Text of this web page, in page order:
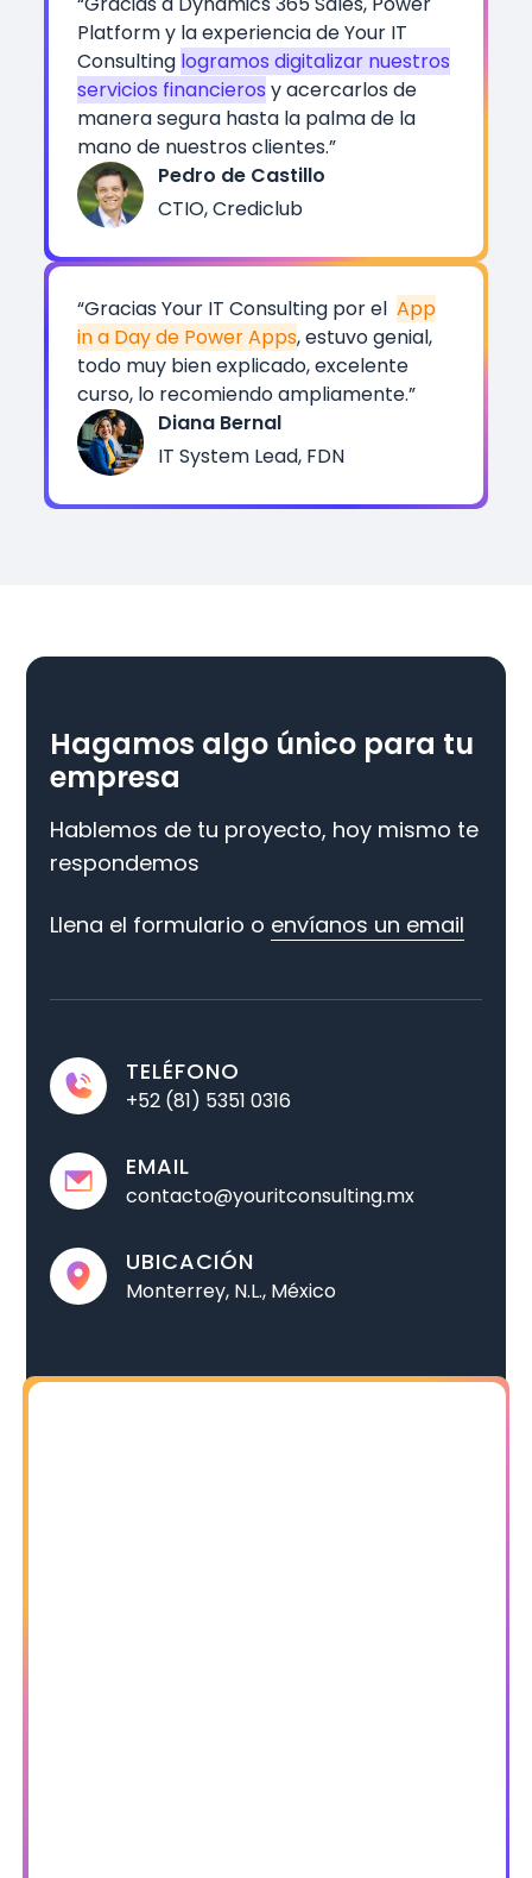
Platform y la experiencia de Your IT
Consulting logramos digitalizar nuestros
servicios financieros y acercarlos de
manera segura hasta la palma de la
mano de nuestros clientes.”
Pedro de Castillo
CTIO, Crediclub
“Gracias Your IT Consulting por el App
in a Day de Power Apps, estuvo genial,
todo muy bien explicado, excelente
curso, lo recomiendo ampliamente.”
Diana Bernal
IT System Lead, FDN
Hagamos algo único para tu
empresa
Hablemos de tu proyecto, hoy mismo te
respondemos
Llena el formulario o envíanos un email
TELÉFONO
+52 (81) 5351 0316
EMAIL
contacto@youritconsulting.mx
UBICACIÓN
Monterrey, N.L., México